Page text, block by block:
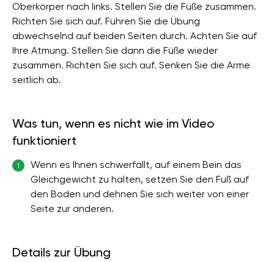
Oberkörper nach links. Stellen Sie die Füße zusammen.
Richten Sie sich auf. Führen Sie die Übung
abwechselnd auf beiden Seiten durch. Achten Sie auf
Ihre Atmung. Stellen Sie dann die Füße wieder
zusammen. Richten Sie sich auf. Senken Sie die Arme
seitlich ab.
Was tun, wenn es nicht wie im Video
funktioniert
1
Wenn es Ihnen schwerfällt, auf einem Bein das
Gleichgewicht zu halten, setzen Sie den Fuß auf
den Boden und dehnen Sie sich weiter von einer
Seite zur anderen.
Details zur Übung